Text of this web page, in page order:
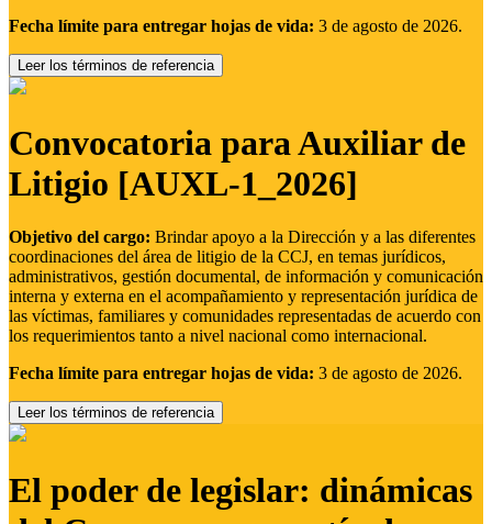
Fecha límite para entregar hojas de vida: 3 de agosto de 2026.
Leer los términos de referencia
Convocatoria para Auxiliar de
Litigio [AUXL-1_2026]
Objetivo del cargo: Brindar apoyo a la Dirección y a las diferentes
coordinaciones del área de litigio de la CCJ, en temas jurídicos,
administrativos, gestión documental, de información y comunicación
interna y externa en el acompañamiento y representación jurídica de
las víctimas, familiares y comunidades representadas de acuerdo con
los requerimientos tanto a nivel nacional como internacional.
Fecha límite para entregar hojas de vida: 3 de agosto de 2026.
Leer los términos de referencia
El poder de legislar: dinámicas